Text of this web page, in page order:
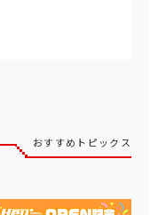
おすすめトピックス